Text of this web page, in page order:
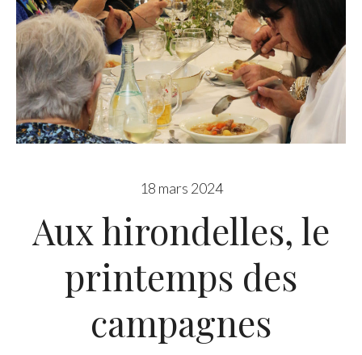
18 mars 2024
Aux hirondelles, le
printemps des
campagnes